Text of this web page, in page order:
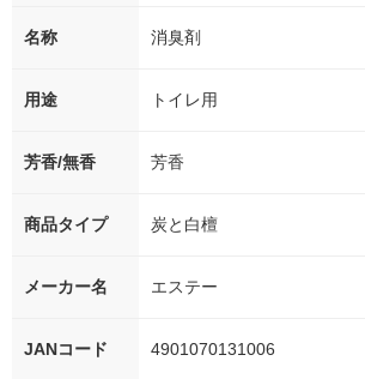
名称 消臭剤
用途 トイレ用
芳香/無香 芳香
商品タイプ 炭と白檀
メーカー名 エステー
JANコード 4901070131006